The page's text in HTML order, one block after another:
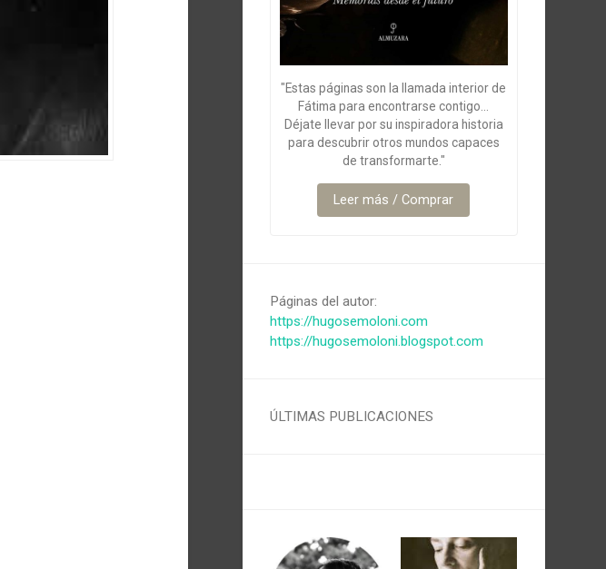
"Estas páginas son la llamada interior de
Fátima para encontrarse contigo...
Déjate llevar por su inspiradora historia
para descubrir otros mundos capaces
de transformarte."
Leer más / Comprar
Páginas del autor:
https://hugosemoloni.com
https://hugosemoloni.blogspot.com
ÚLTIMAS PUBLICACIONES